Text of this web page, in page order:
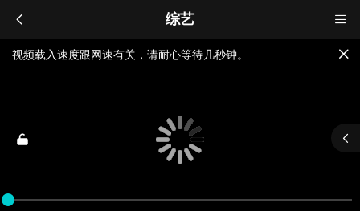
综艺
视频载入速度跟网速有关，请耐心等待几秒钟。
如果无法播放请重新刷新页面，或者切换线路。